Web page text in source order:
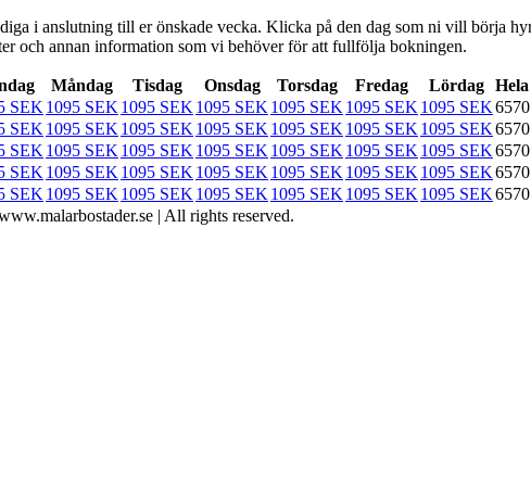
i anslutning till er önskade vecka. Klicka på den dag som ni vill börja
och annan information som vi behöver för att fullfölja bokningen.
Måndag Tisdag Onsdag Torsdag Fredag Lördag
SEK 1095 SEK 1095 SEK 1095 SEK 1095 SEK 1095 SEK 1095 SEK
SEK 1095 SEK 1095 SEK 1095 SEK 1095 SEK 1095 SEK 1095 SEK
SEK 1095 SEK 1095 SEK 1095 SEK 1095 SEK 1095 SEK 1095 SEK
SEK 1095 SEK 1095 SEK 1095 SEK 1095 SEK 1095 SEK 1095 SEK
SEK 1095 SEK 1095 SEK 1095 SEK 1095 SEK 1095 SEK 1095 SEK
| All rights reserved.